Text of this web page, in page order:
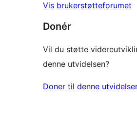
Vis brukerstøtteforumet
Donér
Vil du støtte
denne utvidelsen?
Doner til denne